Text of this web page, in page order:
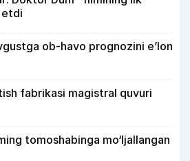
etdi
ob-havo prognozini e’lon
fabrikasi magistral quvuri
tomoshabinga mo‘ljallangan